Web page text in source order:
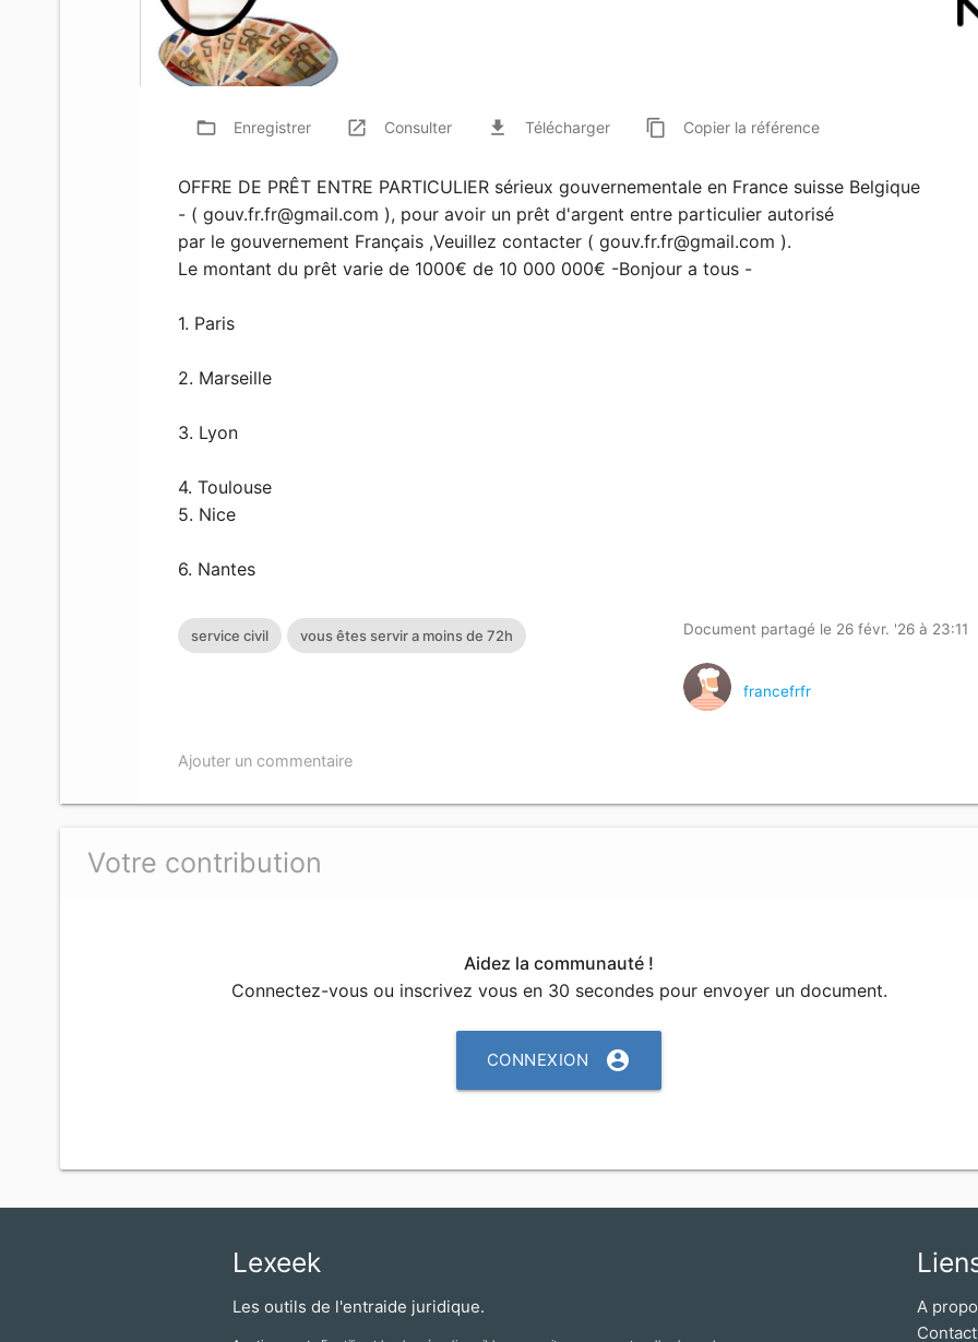
folder_open Enregistrer launch Consulter file_download Télécharger content_copy Copierla référence
OFFRE DE PRÊT ENTRE PARTICULIER sérieux gouvernementale en France suisse Belgique
- ( gouv.fr.fr@gmail.com ), pour avoir un prêt d'argent entre particulier autorisé
par le gouvernement Français ,Veuillez contacter ( gouv.fr.fr@gmail.com ).
Le montant du prêt varie de 1000€ de 10 000 000€ -Bonjour a tous -
1. Paris
2. Marseille
3. Lyon
4. Toulouse
5. Nice
6. Nantes
service civil vous êtes servir a moins de 72h Document partagé le 26 févr. '26 à 23:11
francefrfr
Ajouter un commentaire
Votre contribution
Aidez la communauté !
Connectez-vous ou inscrivez vous en 30 secondes pour envoyer un document.
CONNEXION account_circle
Lexeek
Les outils de l'entraide juridique.
A
Contact